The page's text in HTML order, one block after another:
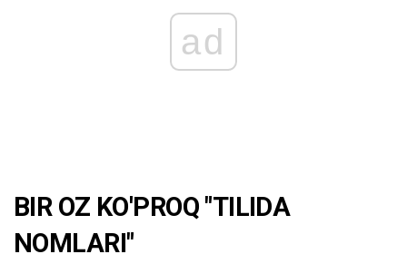
ad
BIR OZ KO'PROQ "TILIDA
NOMLARI"